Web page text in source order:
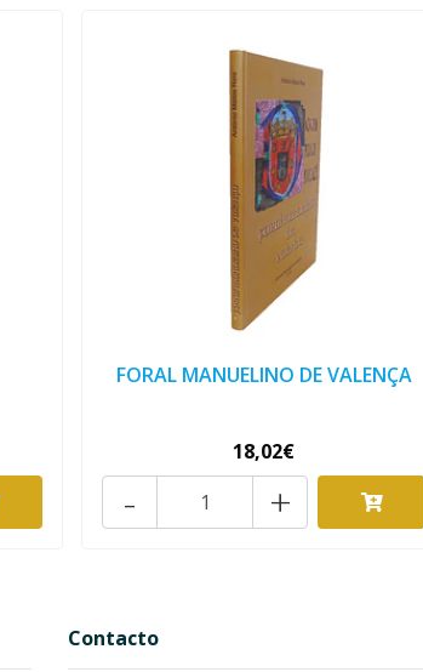
FORAL MANUELINO DE VALENÇA
18,02€
+
-
Contacto